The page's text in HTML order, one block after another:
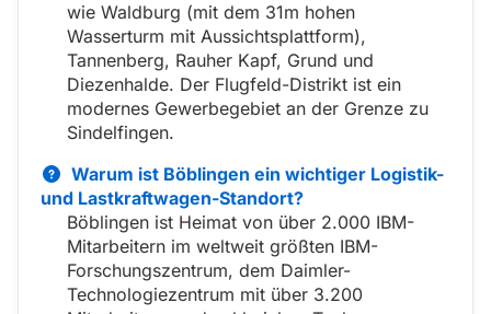
wie Waldburg (mit dem 31m hohen
Wasserturm mit Aussichtsplattform),
Tannenberg, Rauher Kapf, Grund und
Diezenhalde. Der Flugfeld-Distrikt ist ein
modernes Gewerbegebiet an der Grenze zu
Sindelfingen.
Warum ist Böblingen ein wichtiger Logistik-
und Lastkraftwagen-Standort?
Böblingen ist Heimat von über 2.000 IBM-
Mitarbeitern im weltweit größten IBM-
Forschungszentrum, dem Daimler-
Technologiezentrum mit über 3.200